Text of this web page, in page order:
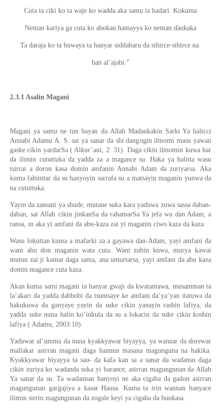
Cuta ta ciki ko ta waje ko wadda aka samu ta haɗari. Kokuma
Neman kariya ga cuta ko abokan hamayya ko neman ɗaukaka
Ta daraja ko ta buwaya ta hanyar siddabaru da sihirce-sihirce na
ban al’ajabi.”
2.3.1 Asalin Magani
Magani ya samu ne tun bayan da Allah Maɗaukakin Sarki Ya halicci
Annabi Adamu A. S. sai ya sanar da shi dangogin ilmomi masu yawan
gaske cikin yardarSa ( Alƙur’ani, 2: 31). Daga cikin ilmomin kuwa har
da ilimin cututtuka da yadda za a magance su. Haka ya halitta wasu
tsirrai a doron ƙasa domin amfanin Annabi Adam da zuriyarsa. Aka
kuma fahimtar da su hanyoyin sarrafa su a matsayin maganin yunwa da
na cututtuka.
Yayin da zamani ya shuɗe, mutane suka ƙara yaɗuwa zuwa sassa daban-
daban, sai Allah cikin jinƙanSa da rahamarSa Ya jefa wa ɗan Adam, a
ransa, in aka yi amfani da abu-kaza zai yi maganin ciwo kaza da kaza.
Wasu lokuttan kuma a mafarki za a gayawa ɗan-Adam, yayi amfani da
wani abu don maganin wata cuta. Wani zubin kuwa, murya kawai
mutun zai ji kamar daga sama, ana umurtarsa, yayi amfani da abu kaza
domin magance cuta kaza.
Akan kuma sami magani ta hanyar gwaji da kwatantawa, musamman ta
la’akari da yadda dabbobi da tsuntsaye ke amfani da’ya’yan itatuwa da
hakukuwa da ganyaye yayin da suke cikin yanayin rashin lafiya, da
yadda suke nuna halin ko’inkula da su a lokacin da suke cikin ƙoshin
lafiya ( Adamu, 2003:10).
Yaɗuwar al’umma da nuna kyakkyawar biyayya, ya wanzar da ɗorewar
mallakar asirran magani daga hannun masana magunguna na haƙiƙa.
Kyakkyawar biyayya ta sau- da ƙafa kan sa a sanar da waɗansu daga
cikin zuriya ko waɗanda suka yi barance, asirran magungunan da Allah
Ya sanar da su. Ta waɗannan hanyoyi ne aka cigaba da gadon asirran
magungunan gargajiya a ƙasar Hausa. Kuma ta irin wannan hanyace
ilimin sirrin magungunan da zogale keyi ya cigaba da bunƙasa.